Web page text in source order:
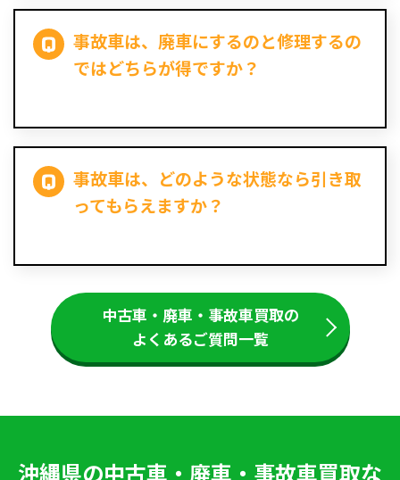
事故車は、廃車にするのと修理するの
ではどちらが得ですか？
事故車は、どのような状態なら引き取
ってもらえますか？
中古車・廃車・事故車買取の
よくあるご質問一覧
沖縄県の中古車・廃車・事故車買取な